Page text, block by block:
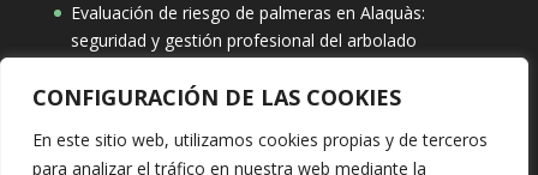
CONFIGURACIÓN DE LAS COOKIES
En este sitio web, utilizamos cookies propias y de terceros
para analizar el tráfico en nuestra web mediante la
Evaluación de riesgo de palmeras en Alaquàs:
seguridad y gestión profesional del arbolado